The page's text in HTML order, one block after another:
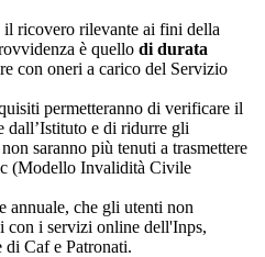
ricovero rilevante ai fini della
è quello di durata
con oneri a carico del Servizio
permetteranno di verificare il
dall’Istituto e di ridurre gli
saranno più tenuti a trasmettere
(Modello Invalidità Civile
che gli utenti non
con i servizi online dell'Inps,
di Caf e Patronati.